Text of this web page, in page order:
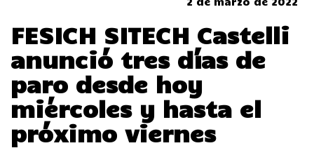
FESICH SITECH Castelli
anunció tres días de
paro desde hoy
miércoles y hasta el
próximo viernes